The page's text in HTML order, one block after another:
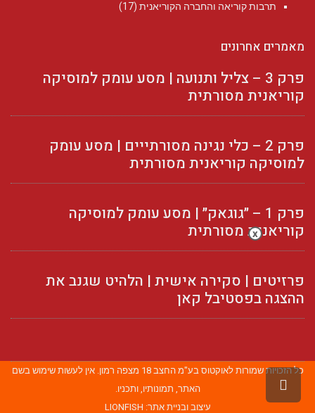
תרבות קוריאה והחברה הקוריאנית (17)
מאמרים אחרונים
פרק 3 – צליל ותנועה | מסע עומק למוסיקה
קוריאנית מסורתית
פרק 2 – כלי נגינה מסורתייים | מסע עומק
למוסיקה קוריאנית מסורתית
פרק 1 – ״גוגאק״ | מסע עומק למוסיקה
קוריאנית מסורתית
פרזיטים | סקירה אישית | הלהיט שגנב את
ההצגה בפסטיבל קאן
כל הזכויות שמורות לאוקטוס בע"מ החצב 18 מצפה רמון. אין לעשות שימוש בשם
האתר, תמונותיו, ותכניו.
עיצוב ובניית אתר: LIONFISH
לראש
x